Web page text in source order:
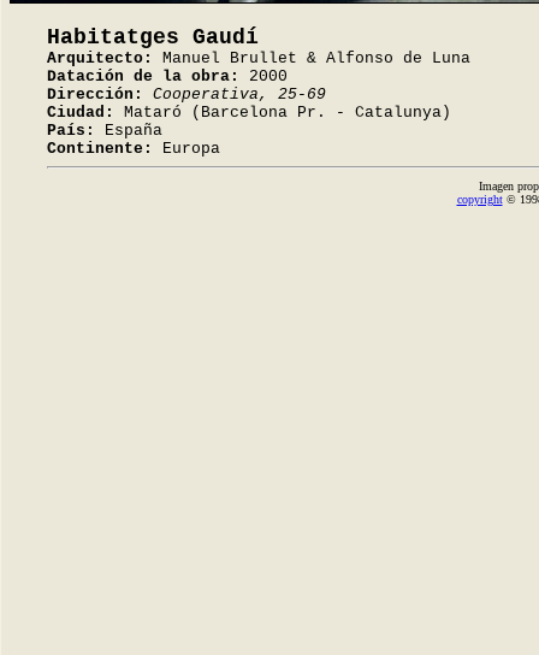
Habitatges Gaudí
Arquitecto:
Manuel Brullet & Alfonso de Luna
Datación de la obra:
2000
Dirección:
Cooperativa, 25-69
Ciudad:
Mataró (Barcelona Pr. - Catalunya)
País:
España
Continente:
Europa
Imagen
copyright©